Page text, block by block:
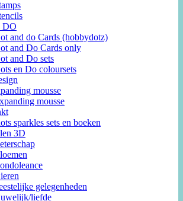
DO
and do Cards (hobbydotz)
and Do Cards only
and Do sets
en Do coloursets
mousse
mousse
sparkles sets en boeken
3D
gelegenheden
liefde